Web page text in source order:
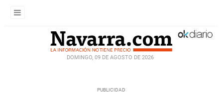
DOMINGO, 09 DE AGOSTO DE 2026